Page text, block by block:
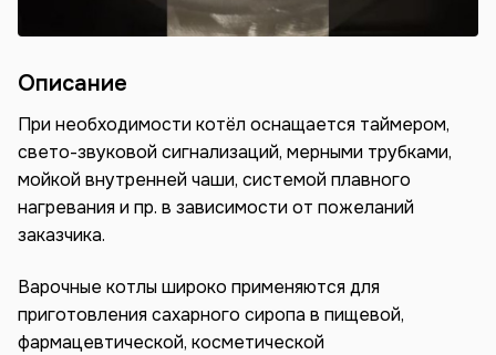
Описание
При необходимости котёл оснащается таймером,
свето-звуковой сигнализаций, мерными трубками,
мойкой внутренней чаши, системой плавного
нагревания и пр. в зависимости от пожеланий
заказчика.
Варочные котлы широко применяются для
приготовления сахарного сиропа в пищевой,
фармацевтической, косметической